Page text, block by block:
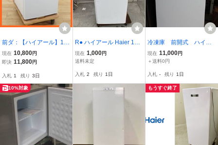
前ダ：【ハイアール】1ド
ア 冷凍庫 33L JF-NU33A
2023年 前開き式 耐熱性
送料無料★
現在 10,800円
即決 11,800円
入札 1 残り 3日
R● ハイアール Haier 1ド
ア冷凍庫 100L 冷凍庫 JF-
NU100E 前開き式 ホワイ
区にて直接お引取り大歓
現在 1,000円
送料未定
入札 2 残り 1日
冷凍庫 前開式 ハイア
ール 82L JF-NU82A
引取お願いします
現在 11,000円
＋送料0円
入札 - 残り 1日
10%対象 もうすぐ終了